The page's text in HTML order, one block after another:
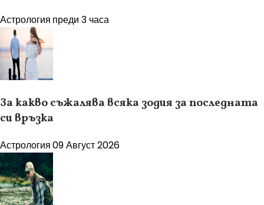
Астрология преди 3 часа
За какво съжалява всяка зодия за последната
си връзка
Астрология09 Август 2026